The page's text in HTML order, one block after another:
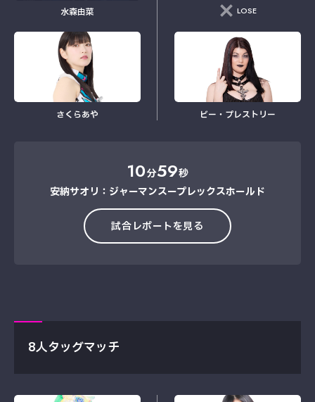
水森由菜
さくらあや
LOSE
ビー・プレストリー
10分59秒
安納サオリ：ジャーマンスープレックスホールド
試合レポートを見る
8人タッグマッチ